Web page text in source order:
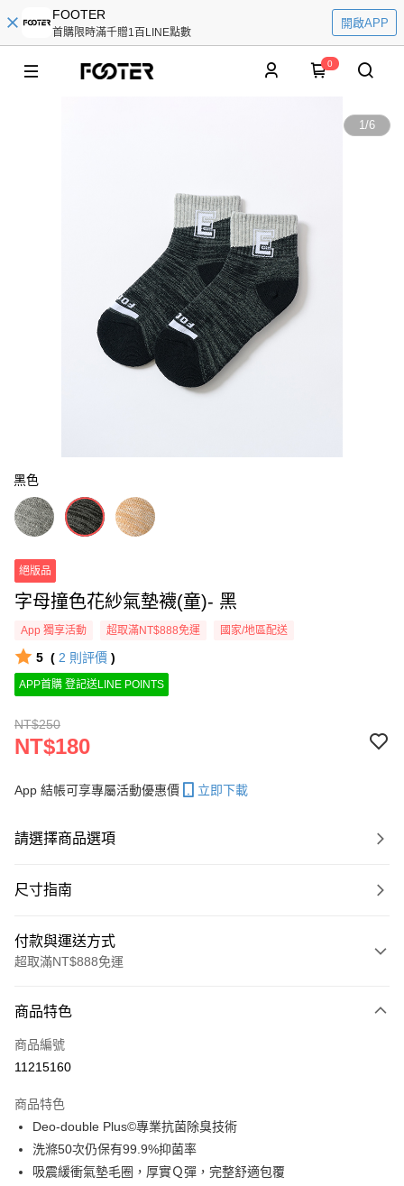
FOOTER
首購限時滿千贈1百LINE點數
開啟APP
0
1/6
黑色
絕版品
字母撞色花紗氣墊襪(童)- 黑
App 獨享活動 超取滿NT$888免運 國家/地區配送
5 ( 2 則評價 )
APP首購 登記送LINE POINTS
NT$250
NT$180
App 結帳可享專屬活動優惠價 立即下載
請選擇商品選項
尺寸指南
付款與運送方式
超取滿NT$888免運
信用卡一次付款
超商取貨付款
Apple Pay
ATM付款
商品特色
商品編號
11215160
商品特色
Deo-double Plus©專業抗菌除臭技術
洗滌50次仍保有99.9%抑菌率
吸震緩衝氣墊毛圈，厚實Ｑ彈，完整舒適包覆